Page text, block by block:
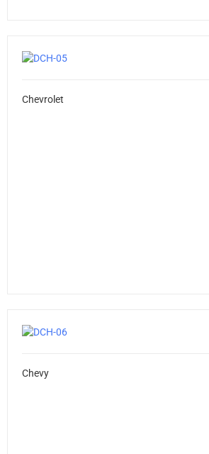
Chevrolet
Chevy